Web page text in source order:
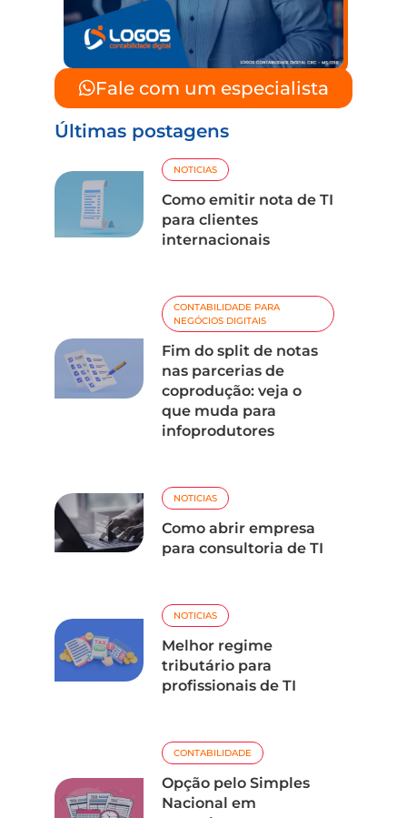
Fale com um especialista
Últimas postagens
NOTICIAS
Como emitir nota de TI
para clientes
internacionais
CONTABILIDADE PARA
NEGÓCIOS DIGITAIS
Fim do split de notas
nas parcerias de
coprodução: veja o
que muda para
infoprodutores
NOTICIAS
Como abrir empresa
para consultoria de TI
NOTICIAS
Melhor regime
tributário para
profissionais de TI
CONTABILIDADE
Opção pelo Simples
Nacional em